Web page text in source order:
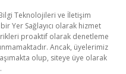
Teknolojileri ve İletişim
Yer Sağlayıcı olarak hizmet
proaktif olarak denetleme
Ancak, üyelerimiz
olup, siteye üye olarak